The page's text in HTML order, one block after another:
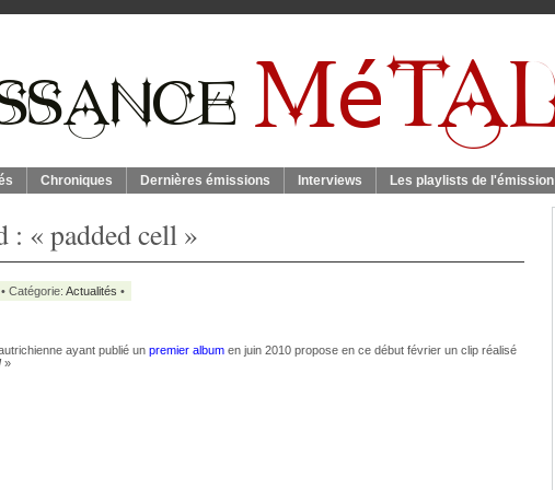
Chroniques Dernières émissions Interviews Les playlists de l'émission
: « padded cell »
Catégorie: Actualités •
ayant publié un premier album en juin 2010 propose en ce début février un clip réalisé
»